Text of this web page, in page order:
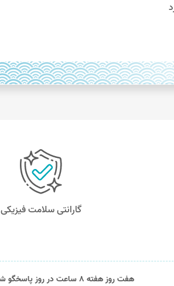
گارانتی سلامت فیزیکی
هفت روز هفته 8 ساعت در روز پاسخگو شما هستیم